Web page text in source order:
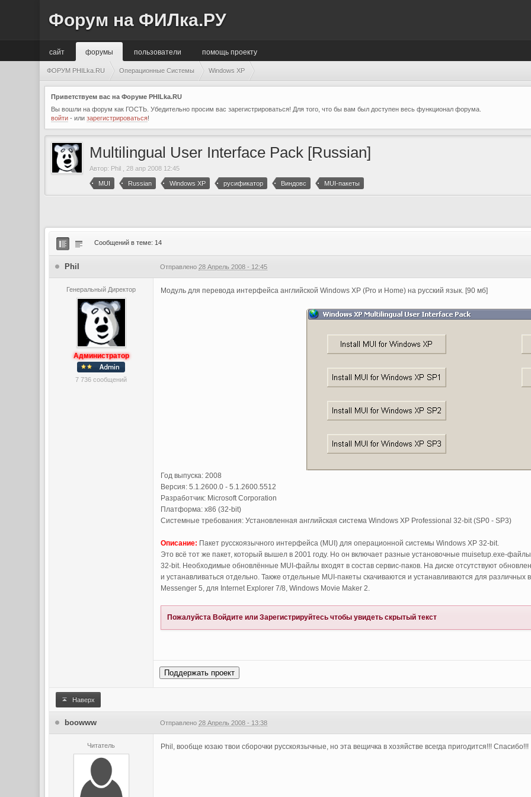
Форум на ФИЛка.РУ
сайт помощь проекту
форумы пользователи
ФОРУМ PHILka.RU Операционные Системы Windows XP
Приветствуем вас на Форуме PHILka.RU
Вы вошли на форум как ГОСТЬ. Убедительно просим вас зарегистрироваться! Для того, что бы вам был доступен весь функционал форума.
войти - илизарегистрироваться!
Multilingual User Interface Pack [Russian]
Автор: Phil 28 апр 2008 12:45
MUI Russian Windows XP русификатор Виндовс MUI-пакеты
Сообщений в теме: 14
Phil Отправлено28 Апрель 2008 - 12:45
Генеральный Директор
Администратор
7 736 сообщений
Модуль для перевода интерфейса английской Windows XP (Pro и Home) на русский язык. [90 мб]
Год выпуска: 2008
Версия: 5.1.2600.0 - 5.1.2600.5512
Разработчик: Microsoft Corporation
Платформа: x86 (32-bit)
Системные требования: Установленная английская система Windows XP Professional 32-bit (SP0 - SP3)
Описание: Пакет русскоязычного интерфейса (MUI) для операционной системы Windows XP 32-bit.
Это всё тот же пакет, который вышел в 2001 году. Но он включает разные установочные muisetup.exe-
32-bit. Необходимые обновлённые MUI-файлы входят в состав сервис-паков. На диске отсутствуют
и устанавливаться отдельно. Также отдельные MUI-пакеты скачиваются и устанавливаются для
Messenger 5, для Internet Explorer 7/8, Windows Movie Maker 2.
Пожалуйста Войдите илиЗарегистрируйтесь чтобы увидеть скрытый текст
Поддержать проект
Наверх
boowww Отправлено28 Апрель 2008 - 13:38
Читатель Phil, вообще юзаю твои сборочки русскоязычные, но эта вещичка в хозяйстве всегда пригодится!!! Спасибо!!!